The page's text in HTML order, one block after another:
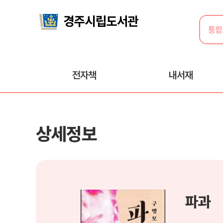
전자책 내서재
상세정보
파과